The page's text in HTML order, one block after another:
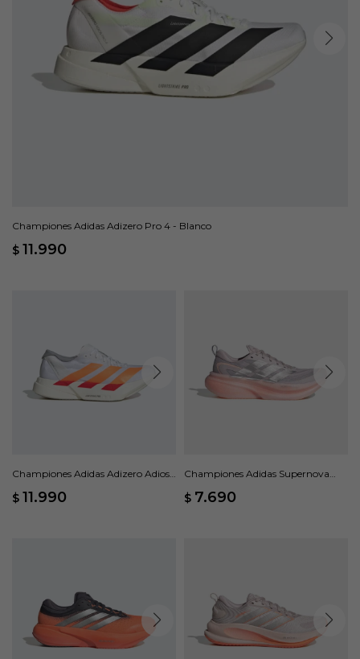
Championes Adidas Adizero Pro 4 - Blanco
$ 11.990
Championes Adidas Adizero Adios
$ 11.990
Championes Adidas Supernova
$ 7.690